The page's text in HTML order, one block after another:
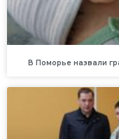
В Поморье назвали